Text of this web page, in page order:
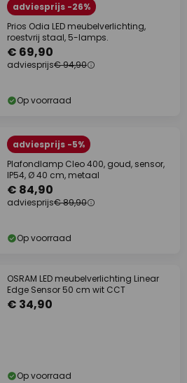
adviesprijs -26%
Prios Odia LED meubelverlichting,
roestvrij staal, 5-lamps.
€ 69,90
adviesprijs€ 94,90
Op voorraad
adviesprijs -5%
Plafondlamp Cleo 400, goud, sensor,
IP54, Ø 40 cm, metaal
€ 84,90
adviesprijs€ 89,90
Op voorraad
OSRAM LED meubelverlichting Linear
Edge Sensor 50 cm wit CCT
€ 34,90
Op voorraad